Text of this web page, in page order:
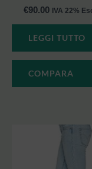
€90.00 IVA 22%
LEGGI TUTTO
COMPARA